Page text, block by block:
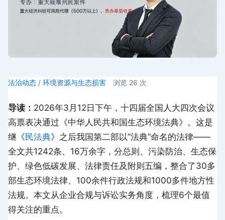
法治动态 / 环境资源与生态损害 浏览 26 次
导读： 2026年3月12日下午，十四届全国人大四次会议
高票表决通过《中华人民共和国生态环境法典》。这是
继《民法典》之后我国第二部以”法典”命名的法律——
全文共1242条、16万余字，分总则、污染防治、生态保
护、绿色低碳发展、法律责任及附则五编，整合了30多
部生态环境法律、100余件行政法规和1000多件地方性
法规。本文从企业合规与诉讼实务角度，梳理6个最值
得关注的重点。